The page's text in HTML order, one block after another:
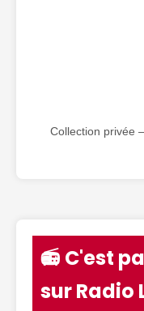
Collection privée
📻 C'est
sur Radio